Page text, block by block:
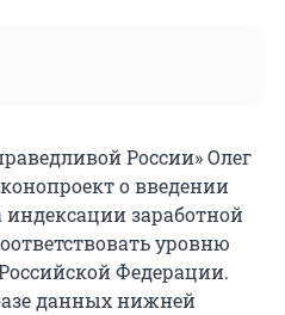
России» Олег
о введении
заработной
уровню
Федерации.
данных нижней